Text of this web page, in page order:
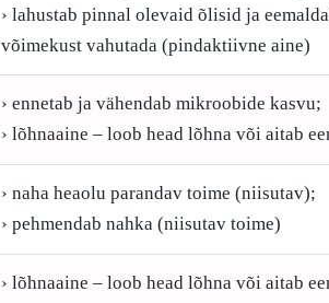
› lahustab pinnal olevaid õlisid ja
võimekust vahutada (pindaktiivne aine)
› ennetab ja vähendab mikroobide kasvu;
› lõhnaaine – loob head lõhna või aitab
› naha heaolu parandav toime (niisutav);
› pehmendab nahka (niisutav toime)
› lõhnaaine – loob head lõhna või aitab